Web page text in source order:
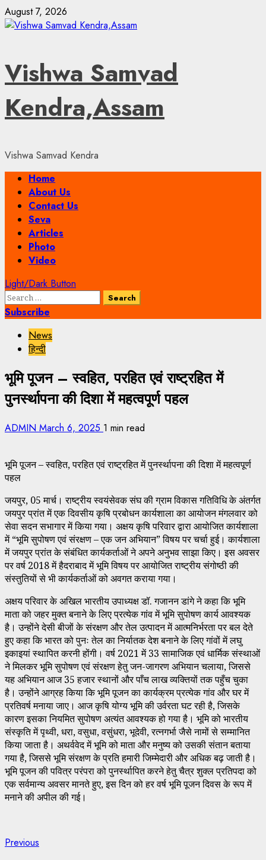
Skip
to
August 7, 2026
Vishwa Samvad
Kendra,Assam
Vishwa Samvad Kendra
Primary
Menu
Home
About Us
Contact Us
Seva
Articles
Photo
Video
Light/Dark Button
Search
for:
Subscribe
News
हिन्दी
भूमि पूजन – स्वहित, परहित एवं राष्ट्रहित में
पुनर्स्थापना की दिशा में महत्वपूर्ण पहल
ADMIN March 6, 2025 1 min read
भूमि पूजन – स्वहित, परहित एवं राष्ट्रहित में पुनर्स्थापना की दिशा में महत्वपूर्ण
पहल
जयपुर, 05 मार्च। राष्ट्रीय स्वयंसेवक संघ की ग्राम विकास गतिविधि के अंतर्गत
जयपुर प्रांत में एक दिवसीय कृषि प्रबोधन कार्यशाला का आयोजन मंगलवार को
सेवा सदन सभागार में किया गया। अक्षय कृषि परिवार द्वारा आयोजित कार्यशाला
में “भूमि सुपोषण एवं संरक्षण – एक जन अभियान” विषय पर चर्चा हुई। कार्यशाला
में जयपुर प्रांत के संबंधित कार्यकर्ताओं ने अपने अनुभव साझा किए। इस अवसर
पर वर्ष 2018 में हैदराबाद में भूमि विषय पर आयोजित राष्ट्रीय संगोष्ठी की
संस्तुतियों से भी कार्यकर्ताओं को अवगत कराया गया।
अक्षय परिवार के अखिल भारतीय उपाध्यक्ष डॉ. गजानन डांगे ने कहा कि भूमि
माता को जहर मुक्त बनाने के लिए प्रत्येक गांव में भूमि सुपोषण कार्य आवश्यक
है। उन्होंने देसी बीजों के संरक्षण और तेल उत्पादन में आत्मनिर्भरता पर बल देते
हुए कहा कि भारत को पुनः तेल का निर्यातक देश बनाने के लिए गांवों में लघु
इकाइयां स्थापित करनी होंगी। वर्ष 2021 में 33 सामाजिक एवं धार्मिक संस्थाओं
ने मिलकर भूमि सुपोषण एवं संरक्षण हेतु जन-जागरण अभियान चलाया, जिससे
यह अभियान आज 35 हजार स्थानों और पाँच लाख व्यक्तियों तक पहुँच चुका
है। उन्होंने आग्रह किया कि भूमि पूजन का कार्यक्रम प्रत्येक गांव और घर में
प्रतिवर्ष मनाया जाए। आज कृषि योग्य भूमि की उर्वरता घट रही है, जिसके
कारण इसका नियमित सुपोषण अत्यंत आवश्यक हो गया है। भूमि को भारतीय
संस्कृति में पृथ्वी, धरा, वसुधा, वसुंधरा, भूदेवी, रत्नगर्भा जैसे नामों से सम्मानित
किया जाता है। अथर्ववेद में भूमि को माता और मनुष्य को उसकी संतान बताया
गया है, जिससे भूमि संरक्षण के प्रति हमारी जिम्मेदारी और अधिक बढ़ जाती है।
भूमि पूजन की पवित्र परंपरा को पुनर्स्थापित करने हेतु चैत्र शुक्ल प्रतिपदा को
एक सर्वमान्य अवसर मानते हुए, इस दिन को हर वर्ष भूमि पूजन दिवस के रूप में
मनाने की अपील की गई।
Continue
Previous